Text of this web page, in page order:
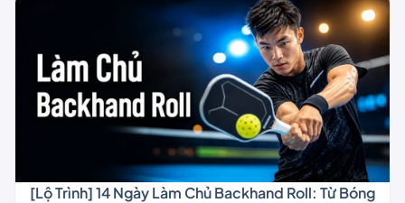
[Lộ Trình] 14 Ngày Làm Chủ Backhand Roll: Từ Bóng